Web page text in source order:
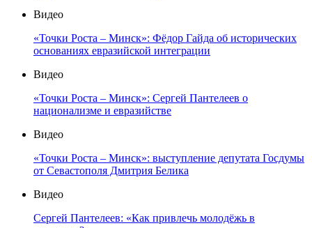
Видео
«Точки Роста – Минск»: Фёдор Гайда об исторических
основаниях евразийской интеграции
Видео
«Точки Роста – Минск»: Сергей Пантелеев о
национализме и евразийстве
Видео
«Точки Роста – Минск»: выступление депутата Госдумы
от Севастополя Дмитрия Белика
Видео
Сергей Пантелеев: «Как привлечь молодёжь в